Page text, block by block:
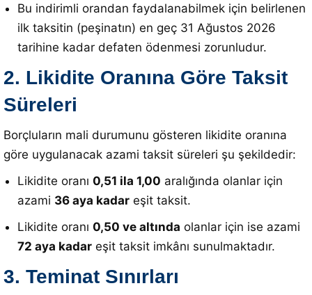
Bu indirimli orandan faydalanabilmek için belirlenen
ilk taksitin (peşinatın) en geç 31 Ağustos 2026
tarihine kadar defaten ödenmesi zorunludur.
2. Likidite Oranına Göre Taksit
Süreleri
Borçluların mali durumunu gösteren likidite oranına
göre uygulanacak azami taksit süreleri şu şekildedir:
Likidite oranı 0,51 ila 1,00 aralığında olanlar için
azami 36 aya kadar eşit taksit.
Likidite oranı 0,50 ve altında olanlar için ise azami
72 aya kadar eşit taksit imkânı sunulmaktadır.
3. Teminat Sınırları